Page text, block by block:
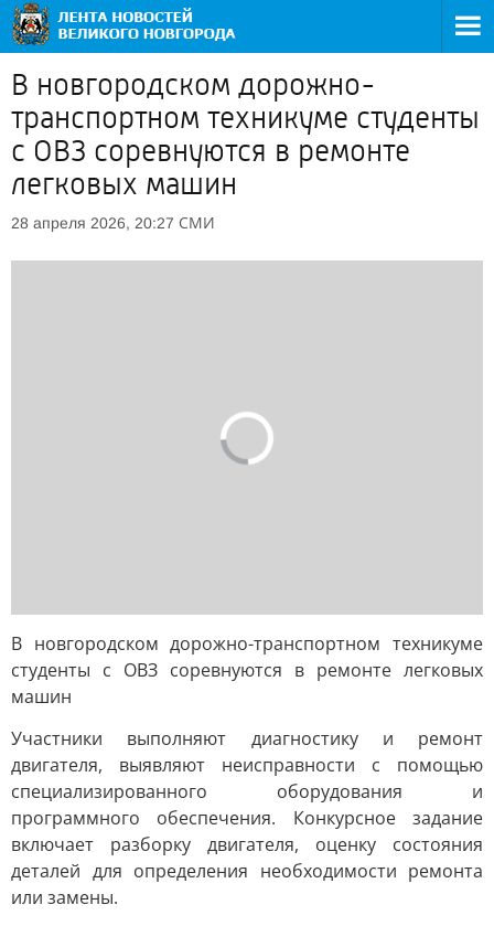
В новгородском дорожно-
транспортном техникуме студенты
с ОВЗ соревнуются в ремонте
легковых машин
28 апреля 2026, 20:27 СМИ
В новгородском дорожно-транспортном техникуме
студенты с ОВЗ соревнуются в ремонте легковых
машин
Участники выполняют диагностику и ремонт
двигателя, выявляют неисправности с помощью
специализированного оборудования и
программного обеспечения. Конкурсное задание
включает разборку двигателя, оценку состояния
деталей для определения необходимости ремонта
или замены.